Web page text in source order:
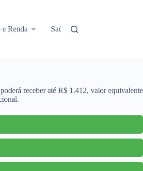
Renda Saúde e Assistência
receber até R$ 1.412, valor equivalente